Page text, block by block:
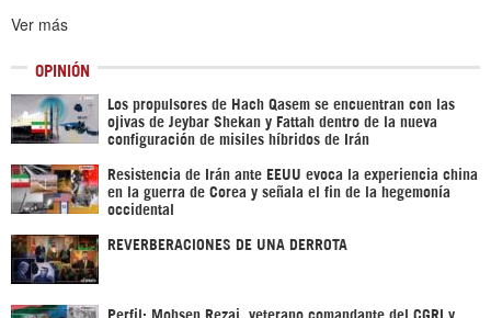
Ver más
OPINIÓN
Los propulsores de Hach Qasem se encuentran con las
ojivas de Jeybar Shekan y Fattah dentro de la nueva
configuración de misiles híbridos de Irán
Resistencia de Irán ante EEUU evoca la experiencia china
en la guerra de Corea y señala el fin de la hegemonía
occidental
REVERBERACIONES DE UNA DERROTA
Perfil: Mohsen Rezai, veterano comandante del CGRI y